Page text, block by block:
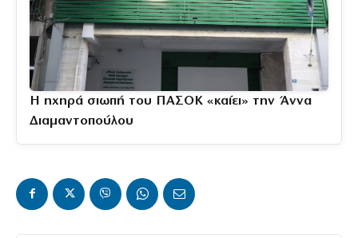
Η ηχηρά σιωπή του ΠΑΣΟΚ «καίει» την Άννα
Διαμαντοπούλου